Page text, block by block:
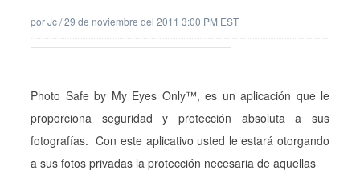
porJc/29 de noviembre del 2011 3:00 PM EST
Photo Safe by My Eyes Only™, es un aplicación que le
proporciona seguridad y protección absoluta a sus
fotografías. Con este aplicativo usted le estará otorgando
a sus fotos privadas la protección necesaria de aquellas